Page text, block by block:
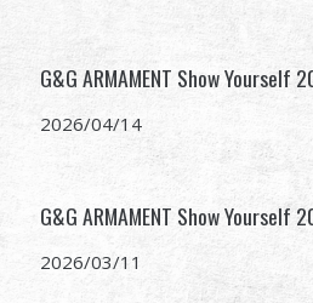
品牌優勢
關於怪怪
活動與報導
支援服務
G&G ARMAMENT Show Yourself
2026/04/14
G&G ARMAMENT Show Yourself
2026/03/11